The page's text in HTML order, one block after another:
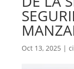
Oct 13, 2025 |